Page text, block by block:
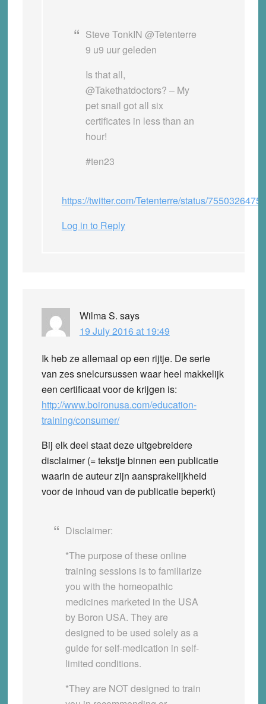
Steve TonkIN
9 u9 uur geleden
Is that all,
@Takethatdoctors? – My
pet snail got all six
certificates in less than an
hour!
#ten23
https://twitter.com/Tetenterre/status/
Log in to Reply
Wilma S. says
19 July 2016 at 19:49
Ik heb ze allemaal op een rijtje. De serie
van zes snelcursussen waar heel makkelijk
een certificaat voor de krijgen is:
http://www.boironusa.com/education-
training/consumer/
Bij elk deel staat deze uitgebreidere
disclaimer (= tekstje binnen een publicatie
waarin de auteur zijn aansprakelijkheid
voor de inhoud van de publicatie beperkt)
Disclaimer:
*The purpose of these online
training sessions is to familiarize
you with the homeopathic
medicines marketed in the USA
by Boron USA. They are
designed to be used solely as a
guide for self-medication in self-
limited conditions.
*They are NOT designed to train